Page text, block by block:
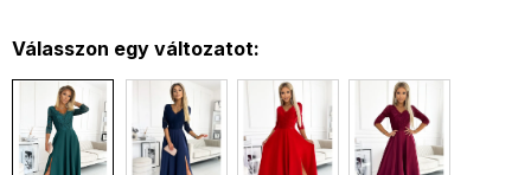
Anyaga: 95% poliészter, 5% elasztán
A képen látható modell 170 cm magas, mérete S
Válasszon egy változatot: